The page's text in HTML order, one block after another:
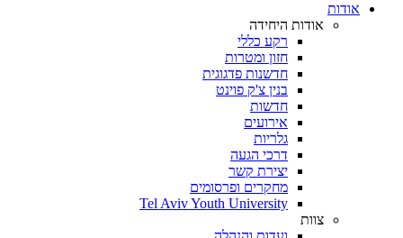
אודות
אודות היחידה
רקע כללי
חזון ומטרות
חדשנות פדגוגית
בנין צ'ק פוינט
חדשות
אירועים
גלריות
דרכי הגעה
יצירת קשר
מחקרים ופרסומים
Tel Aviv Youth University
צוות